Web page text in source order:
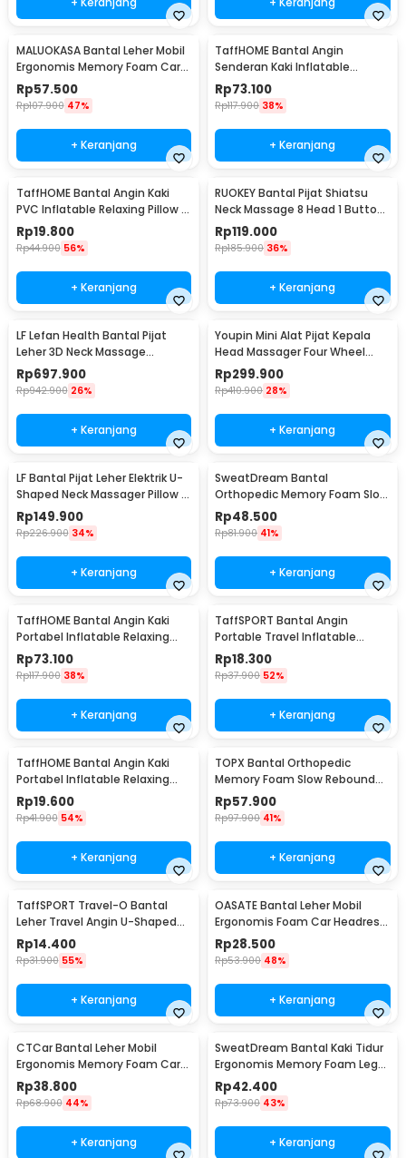
MALUOKASA Bantal Leher Mobil
Ergonomis Memory Foam Car
Headrest Pillow - M3D
Rp57.500
Rp107.900 47%
+ Keranjang
TaffHOME Bantal Angin
Senderan Kaki Inflatable
Footrest Pillow - BAT24
Rp73.100
Rp117.900 38%
+ Keranjang
TaffHOME Bantal Angin Kaki
PVC Inflatable Relaxing Pillow -
JJ06114
Rp19.800
Rp44.900 56%
+ Keranjang
RUOKEY Bantal Pijat Shiatsu
Neck Massage 8 Head 1 Button
- CMH-8028
Rp119.000
Rp185.900 36%
+ Keranjang
LF Lefan Health Bantal Pijat
Leher 3D Neck Massage
Kneading Heating - LF-YK006
Rp697.900
Rp942.900 26%
+ Keranjang
Youpin Mini Alat Pijat Kepala
Head Massager Four Wheel
Rotation - M2
Rp299.900
Rp410.900 28%
+ Keranjang
LF Bantal Pijat Leher Elektrik U-
Shaped Neck Massager Pillow -
LR-S100
Rp149.900
Rp226.900 34%
+ Keranjang
SweatDream Bantal
Orthopedic Memory Foam Slow
Rebound Bamboo - SD600
Rp48.500
Rp81.900 41%
+ Keranjang
TaffHOME Bantal Angin Kaki
Portabel Inflatable Relaxing
Foot Rest - BSZ0020
Rp73.100
Rp117.900 38%
+ Keranjang
TaffSPORT Bantal Angin
Portable Travel Inflatable
Aeros Pillow - F8057
Rp18.300
Rp37.900 52%
+ Keranjang
TaffHOME Bantal Angin Kaki
Portabel Inflatable Relaxing
Feet Pillow - IAF-05
Rp19.600
Rp41.900 54%
+ Keranjang
TOPX Bantal Orthopedic
Memory Foam Slow Rebound
Pillow 48.5x28.5cm - TC100
Rp57.900
Rp97.900 41%
+ Keranjang
TaffSPORT Travel-O Bantal
Leher Travel Angin U-Shaped
Neck Pillow - RH34
Rp14.400
Rp31.900 55%
+ Keranjang
OASATE Bantal Leher Mobil
Ergonomis Foam Car Headrest
Pillow - M5
Rp28.500
Rp53.900 48%
+ Keranjang
CTCar Bantal Leher Mobil
Ergonomis Memory Foam Car
Headrest Pillow - CT5
Rp38.800
Rp68.900 44%
+ Keranjang
SweatDream Bantal Kaki Tidur
Ergonomis Memory Foam Leg
Sleeping Pillow - ZT-09
Rp42.400
Rp73.900 43%
+ Keranjang